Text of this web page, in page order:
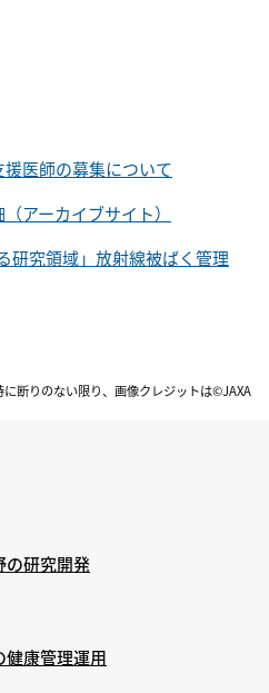
医師の募集について
アーカイブサイト）
研究領域」放射線被ばく管理
断りのない限り、画像クレジットは©JAXA
の研究開発
健康管理運用